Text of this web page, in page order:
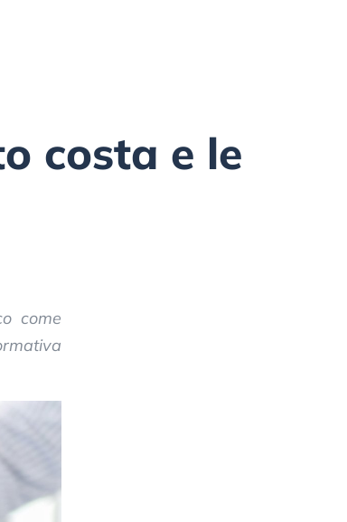
costa e le
come